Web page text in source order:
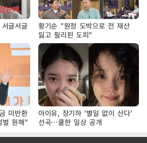
글서글
황기순 "원정 도박으로 전 재산
잃고 필리핀 도피"
미반환
벌 원해"
아이유, 장기하 '별일 없이 산다'
선곡…쿨한 일상 공개